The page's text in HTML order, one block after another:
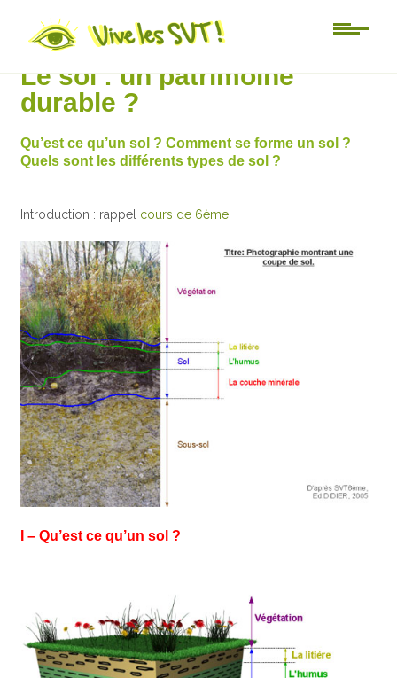
Lycée
Le sol : un patrimoine
durable ?
Qu’est ce qu’un sol ? Comment se forme un sol ?
Quels sont les différents types de sol ?
Introduction : rappel cours de 6ème
I – Qu’est ce qu’un sol ?